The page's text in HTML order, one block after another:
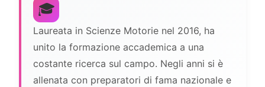
🎓
Laureata in Scienze Motorie nel 2016, ha
unito la formazione accademica a una
costante ricerca sul campo. Negli anni si è
allenata con preparatori di fama nazionale e